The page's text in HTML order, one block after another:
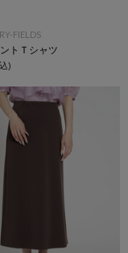
FIELDS
トＴシャツ
)